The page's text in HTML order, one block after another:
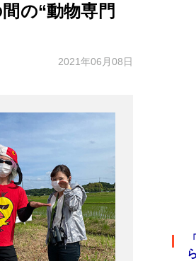
の“動物専門
2021年06月08日